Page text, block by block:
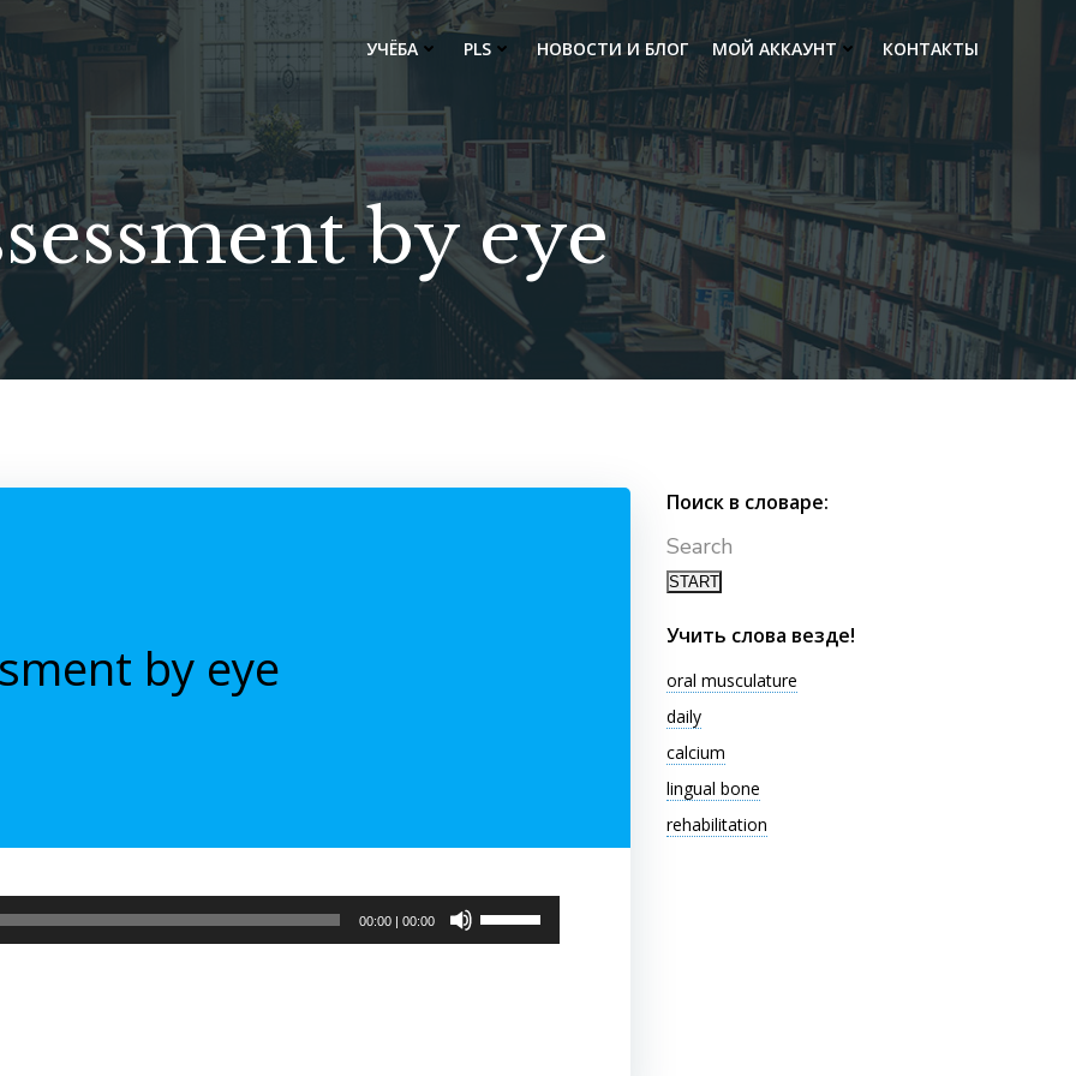
УЧЁБА PLS НОВОСТИ И БЛОГ МОЙ АККАУНТ КОНТАКТЫ
by eye
by eye
00:00| 00:00
Поиск в словаре:
Search
Учить слова везде!
oral musculature
daily
calcium
lingual bone
rehabilitation